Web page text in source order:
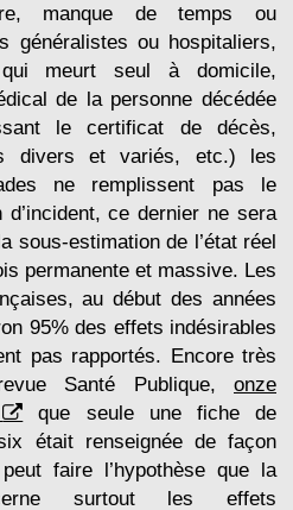
manque de temps ou
généralistes ou hospitaliers,
meurt seul à domicile,
de la personne décédée
le certificat de décès,
divers et variés, etc.) les
ne remplissent pas le
ce dernier ne sera
sous-estimation de l’état réel
permanente et massive. Les
au début des années
95% des effets indésirables
pas rapportés. Encore très
Santé Publique, onze
que seule une fiche de
était renseignée de façon
faire l’hypothèse que la
surtout les effets